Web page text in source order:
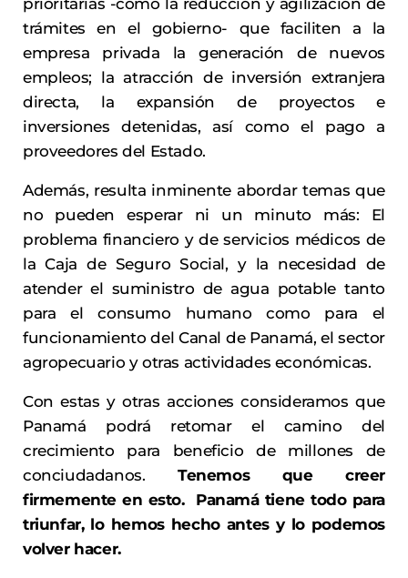
prioritarias -como la reducción y agilización de
trámites en el gobierno- que faciliten a la
empresa privada la generación de nuevos
empleos; la atracción de inversión extranjera
directa, la expansión de proyectos e
inversiones detenidas, así como el pago a
proveedores del Estado.
Además, resulta inminente abordar temas que
no pueden esperar ni un minuto más: El
problema financiero y de servicios médicos de
la Caja de Seguro Social, y la necesidad de
atender el suministro de agua potable tanto
para el consumo humano como para el
funcionamiento del Canal de Panamá, el sector
agropecuario y otras actividades económicas.
Con estas y otras acciones consideramos que
Panamá podrá retomar el camino del
crecimiento para beneficio de millones de
conciudadanos. Tenemos que creer
firmemente en esto. Panamá tiene todo para
triunfar, lo hemos hecho antes y lo podemos
volver hacer.